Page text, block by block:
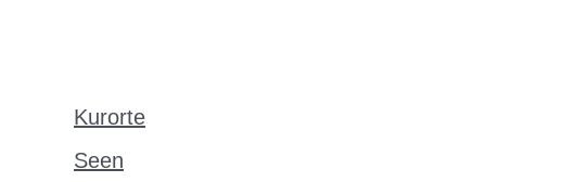
Kurorte
Seen